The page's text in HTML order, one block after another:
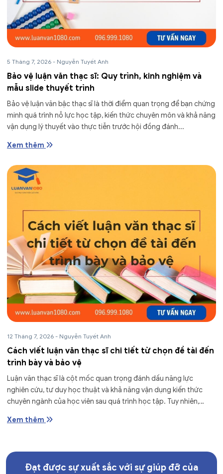
5 Tháng 7, 2026 - Nguyễn Tuyết Anh
Bảo vệ luận văn thạc sĩ: Quy trình, kinh nghiệm và
mẫu slide thuyết trình
Bảo vệ luận văn bậc thạc sĩ là thời điểm quan trọng để bạn chứng
minh quá trình nỗ lực học tập, kiến thức chuyên môn và khả năng
vận dụng lý thuyết vào thực tiễn trước hội đồng đánh...
Xem thêm
12 Tháng 7, 2026 - Nguyễn Tuyết Anh
Cách viết luận văn thạc sĩ chi tiết từ chọn đề tài đến
trình bày và bảo vệ
Luận văn thạc sĩ là cột mốc quan trọng đánh dấu năng lực
nghiên cứu, tư duy học thuật và khả năng vận dụng kiến thức
chuyên ngành của học viên sau quá trình học tập. Tuy nhiên,
Xem thêm
Đạt được sự xuất sắc với sự giúp đỡ của